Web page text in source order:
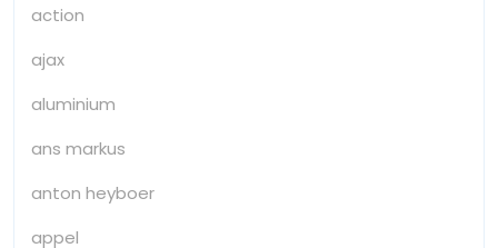
action
ajax
aluminium
ans markus
anton heyboer
appel